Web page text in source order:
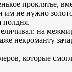
проклятье,
им не нужно
полдня.
на
некроманту
которые